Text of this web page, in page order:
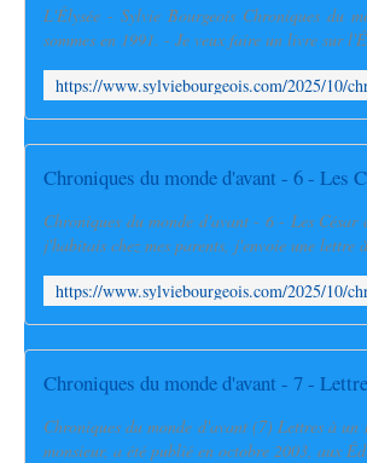
L'Élysée - Sylvie Bourgeois Chroniques du
sommes en 1991. - Je veux faire un livre sur
Chroniques du monde d'avant - 6 - Les César
j'habitais chez mes parents, j'envoie une lettre
Chroniques du monde d'avant (7) Lettres à
monsieur, a été publié en octobre 2003, aux